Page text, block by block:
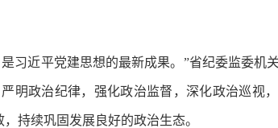
近平党建思想的最新成果。”省纪委监委机
明政治纪律，强化政治监督，深化政治巡视
持续巩固发展良好的政治生态。